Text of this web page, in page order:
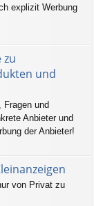
explizit Werbung
zu
und
Fragen und
Anbieter und
der Anbieter!
von Privat zu